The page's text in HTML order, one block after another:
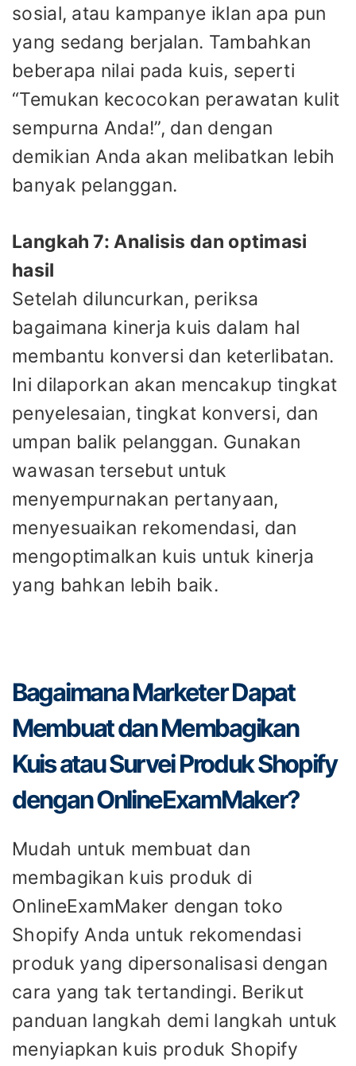
sosial, atau kampanye iklan apa pun
yang sedang berjalan. Tambahkan
beberapa nilai pada kuis, seperti
“Temukan kecocokan perawatan kulit
sempurna Anda!”, dan dengan
demikian Anda akan melibatkan lebih
banyak pelanggan.
Langkah 7: Analisis dan optimasi
hasil
Setelah diluncurkan, periksa
bagaimana kinerja kuis dalam hal
membantu konversi dan keterlibatan.
Ini dilaporkan akan mencakup tingkat
penyelesaian, tingkat konversi, dan
umpan balik pelanggan. Gunakan
wawasan tersebut untuk
menyempurnakan pertanyaan,
menyesuaikan rekomendasi, dan
mengoptimalkan kuis untuk kinerja
yang bahkan lebih baik.
Bagaimana Marketer Dapat
Membuat dan Membagikan
Kuis atau Survei Produk Shopify
dengan OnlineExamMaker?
Mudah untuk membuat dan
membagikan kuis produk di
OnlineExamMaker dengan toko
Shopify Anda untuk rekomendasi
produk yang dipersonalisasi dengan
cara yang tak tertandingi. Berikut
panduan langkah demi langkah untuk
menyiapkan kuis produk Shopify